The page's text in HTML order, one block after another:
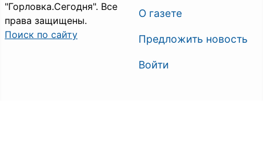
"Горловка.Сегодня". Все
права защищены.
Поиск по сайту
О газете
Предложить новость
Войти